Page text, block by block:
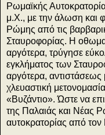
Ρωμαϊκής
μ.Χ., με την άλωση και
Ρώμης από τις
Σταυροφορίας. Η
αργότερα, τρύγησε
εγκλήματος των
αργότερα,
χλευαστική
«Βυζάντιο». Ώστε να
της Παλαιάς και Νέας
αυτοκρατορίας από